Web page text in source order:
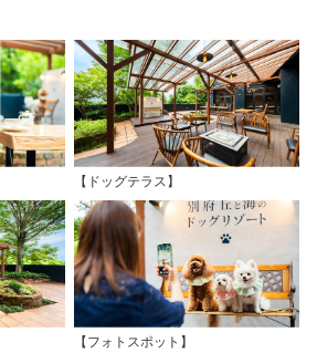
【ドッグテラス】
【フォトスポット】